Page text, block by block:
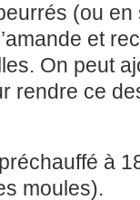
(ou
et
On peut
rendre ce
à
moules).